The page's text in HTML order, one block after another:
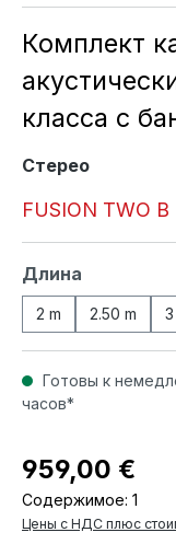
Комплект
класса с
Стерео
FUSION TWO B
Выберите
Длина
2 m 2.50 m 3
Готовы к
часов*
959,00 €
Содержимое: 1
Цены с НДС плюс